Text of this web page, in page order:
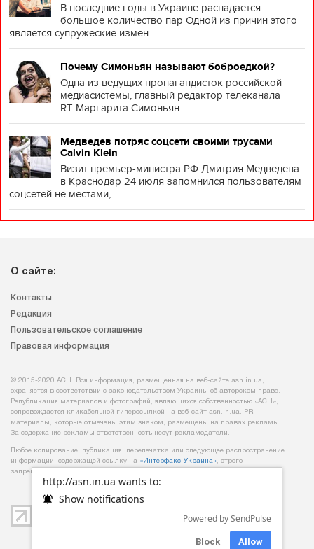
http://asn.in.ua wants to:
Show notifications
Powered by SendPulse
Block Allow
В последние годы в Украине распадается
большое количество пар Одной из причин этого
является супружеские измен...
Почему Симоньян называют боброедкой?
Одна из ведущих пропагандисток российской
медиасистемы, главный редактор телеканала
RT Маргарита Симоньян...
Медведев потряс соцсети своими трусами
Calvin Klein
Визит премьер-министра РФ Дмитрия Медведева
в Краснодар 24 июля запомнился пользователям
соцсетей не местами, ...
О сайте:
Контакты
Редакция
Пользовательское соглашение
Правовая информация
© 2015-2020 АСН. Вся информация, размещенная на веб-сайте asn.in.ua,
охраняется в соответствии с законодательством Украины об авторском праве.
Републикация материалов и фотографий, являющихся собственностью «АСН»,
сопровождается кликабельной гиперссылкой на веб-сайт asn.іn.ua. PR –
материалы, которые отмечены этим знаком, размещены на правах рекламы.
За содержание рекламы ответственность несут рекламодатели.
Любое копирование, публикация, перепечатка или следующее распространение
информации, содержащей ссылку на «Интерфакс-Украина», строго
запрещается.